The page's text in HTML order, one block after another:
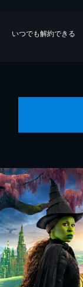
いつでも解約できる